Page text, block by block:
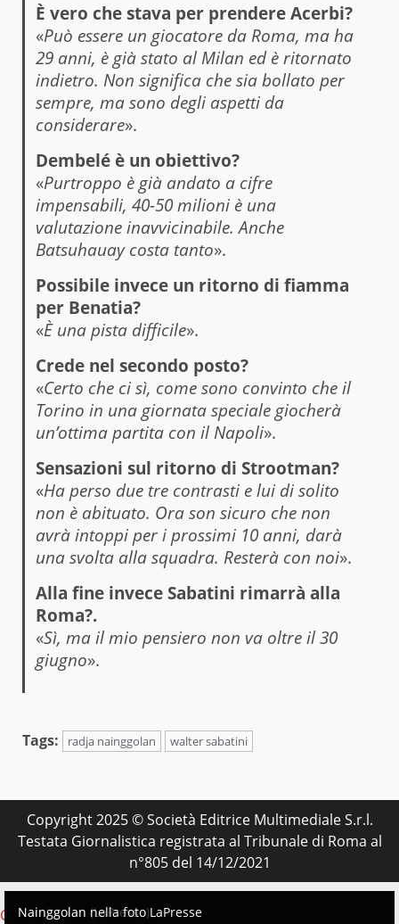
foto Ansa
Nainggolan (LaPresse)
Nainggolan nella foto LaPresse
È vero che stava per prendere Acerbi?
«Può essere un giocatore da Roma, ma ha
29 anni, è già stato al Milan ed è ritornato
indietro. Non significa che sia bollato per
sempre, ma sono degli aspetti da
considerare».
Dembelé è un obiettivo?
«Purtroppo è già andato a cifre
impensabili, 40-50 milioni è una
valutazione inavvicinabile. Anche
Batsuhauay costa tanto».
Possibile invece un ritorno di fiamma
per Benatia?
«È una pista difficile».
Crede nel secondo posto?
«Certo che ci sì, come sono convinto che il
Torino in una giornata speciale giocherà
un’ottima partita con il Napoli».
Sensazioni sul ritorno di Strootman?
«Ha perso due tre contrasti e lui di solito
non è abituato. Ora son sicuro che non
avrà intoppi per i prossimi 10 anni, darà
una svolta alla squadra. Resterà con noi».
Alla fine invece Sabatini rimarrà alla
Roma?.
«Sì, ma il mio pensiero non va oltre il 30
giugno».
Tags: radja nainggolan walter sabatini
Copyright 2025 © Società Editrice Multimediale S.r.l.
Testata Giornalistica registrata al Tribunale di Roma al
n°805 del 14/12/2021
Change privacy settings